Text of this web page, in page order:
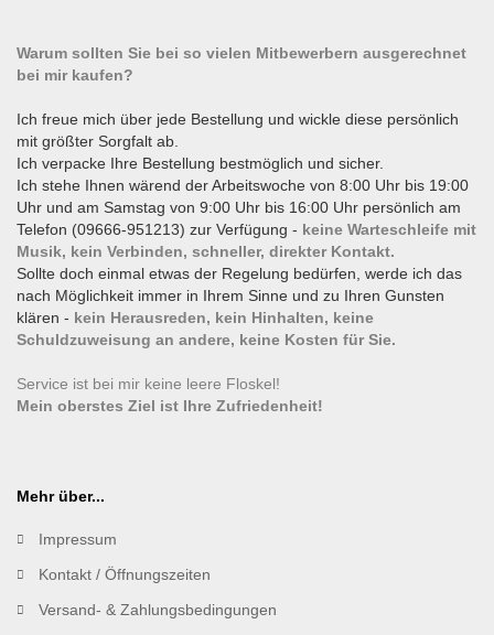
Warum sollten Sie bei so vielen Mitbewerbern ausgerechnet
bei mir kaufen?
Ich freue mich über jede Bestellung und wickle diese persönlich
mit größter Sorgfalt ab.
Ich verpacke Ihre Bestellung bestmöglich und sicher.
Ich stehe Ihnen wärend der Arbeitswoche von 8:00 Uhr bis 19:00
Uhr und am Samstag von 9:00 Uhr bis 16:00 Uhr persönlich am
Telefon (09666-951213) zur Verfügung - keine Warteschleife mit
Musik, kein Verbinden, schneller, direkter Kontakt.
Sollte doch einmal etwas der Regelung bedürfen, werde ich das
nach Möglichkeit immer in Ihrem Sinne und zu Ihren Gunsten
klären - kein Herausreden, kein Hinhalten, keine
Schuldzuweisung an andere, keine Kosten für Sie.
Service ist bei mir keine leere Floskel!
Mein oberstes Ziel ist Ihre Zufriedenheit!
Mehr über...
Impressum
Kontakt / Öffnungszeiten
Versand- & Zahlungsbedingungen